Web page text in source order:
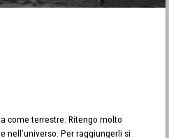
come terrestre. Ritengo molto
nell’universo. Per raggiungerli si